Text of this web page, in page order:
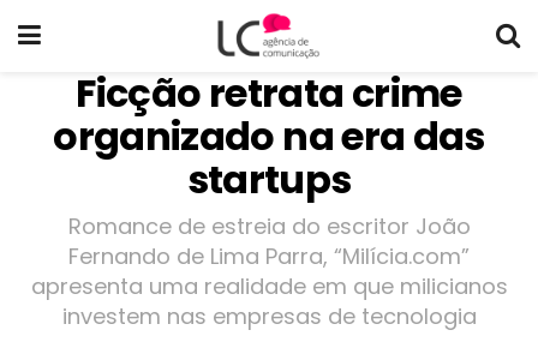
Ficção retrata crime
organizado na era das
startups
Romance de estreia do escritor João
Fernando de Lima Parra, “Milícia.com”
apresenta uma realidade em que milicianos
investem nas empresas de tecnologia